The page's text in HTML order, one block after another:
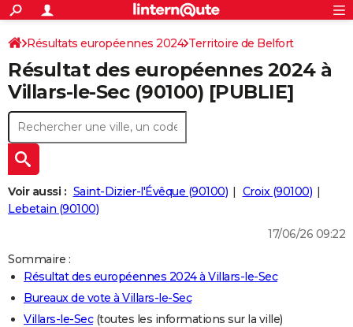
ACTUALITÉS
Politique
Société
Faits Divers
Education
Monde
Villes
+
SPORT
Coupe du monde 2026
Football
Tennis
Cyclisme
Rugby
Forum
CULTURE
Programme TV
TNT
Streaming
Cinéma
Sorties cinéma
Musique
+
FINANCE
Retraite
Impôts
Epargne
Immobilier
Risques naturels par ville
Banque
Assurance
Crédit
AUTO
Essais
Réserver un essai
Citadines
Berlines
SUV
Forum auto
+
HIGH-TECH
Mobiles
Meilleur smartphone
Internet
Ordinateurs
Jeux vidéo
Guide high-tech
+
BRICOLAGE
Guides de France
Escapades
Patrimoine
Expositions
Musées
Week-end nature
LIFESTYLE
Art de vivre
Bien-être
Loisirs
Mode
Modes de vie
Rechercher
S'inscrire
Connexion
Résultats européennes 2024 Territoire de Belfort
Résultat des européennes 2024 à
Villars-le-Sec (90100) [PUBLIE]
Voir aussi : Saint-Dizier-l'Évêque (90100)
Croix (90100)
Lebetain (90100)
17/06/26 09:22
Sommaire :
Résultat des européennes 2024 à Villars-le-Sec
Bureaux de vote à Villars-le-Sec
Villars-le-Sec(toutes les informations sur la ville)